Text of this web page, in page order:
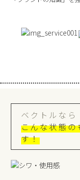
ベクトルなら
こんな状態
す！